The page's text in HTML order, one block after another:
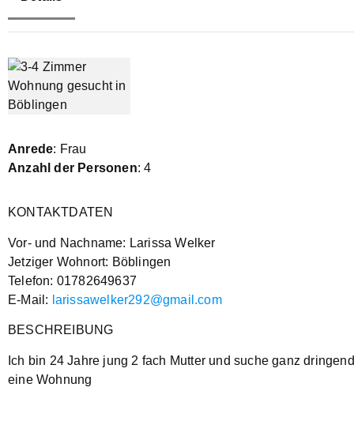
Anrede: Frau
Anzahl der Personen: 4
KONTAKTDATEN
Vor- und Nachname: Larissa Welker
Jetziger Wohnort: Böblingen
Telefon: 01782649637
E-Mail: larissawelker292@gmail.com
BESCHREIBUNG
Ich bin 24 Jahre jung 2 fach Mutter und suche ganz dringend
eine Wohnung